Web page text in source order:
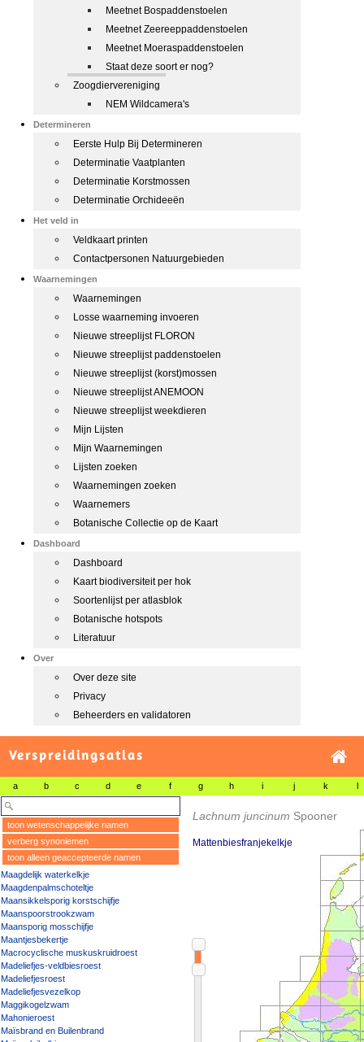
Meetnet Bospaddenstoelen
Meetnet Zeereeppaddenstoelen
Meetnet Moeraspaddenstoelen
Staat deze soort er nog?
Zoogdiervereniging
NEM Wildcamera's
Determineren
Eerste Hulp Bij Determineren
Determinatie Vaatplanten
Determinatie Korstmossen
Determinatie Orchideeën
Het veld in
Veldkaart printen
Contactpersonen Natuurgebieden
Waarnemingen
Waarnemingen
Losse waarneming invoeren
Nieuwe streeplijst FLORON
Nieuwe streeplijst paddenstoelen
Nieuwe streeplijst (korst)mossen
Nieuwe streeplijst ANEMOON
Nieuwe streeplijst weekdieren
Mijn Lijsten
Mijn Waarnemingen
Lijsten zoeken
Waarnemingen zoeken
Waarnemers
Botanische Collectie op de Kaart
Dashboard
Dashboard
Kaart biodiversiteit per hok
Soortenlijst per atlasblok
Botanische hotspots
Literatuur
Over
Over deze site
Privacy
Beheerders en validatoren
Verspreidingsatlas
a b c d e f g h i j k l
toon wetenschappelijke namen
verberg synoniemen
toon alleen geaccepteerde namen
Maagdelijk waterkelkje
Maagdenpalmschoteltje
Maansikkelsporig korstschijfje
Maanspoorstrookzwam
Maansporig mosschijfje
Maantjesbekertje
Macrocyclische muskuskruidroest
Madeliefjes-veldbiesroest
Madeliefjesroest
Madeliefjesvezelkop
Maggikogelzwam
Mahonieroest
Maïsbrand en Builenbrand
Lachnum juncinum Spooner
Mattenbiesfranjekelkje